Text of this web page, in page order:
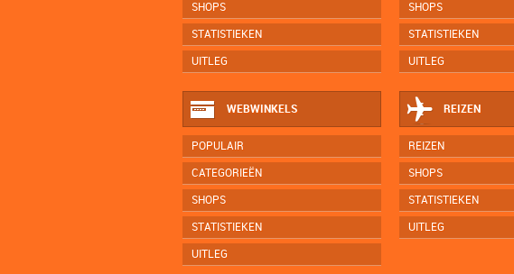
SHOPS
STATISTIEKEN
UITLEG
SHOPS
STATISTIEKEN
UITLEG
WEBWINKELS
POPULAIR
CATEGORIEËN
SHOPS
STATISTIEKEN
UITLEG
REIZEN
REIZEN
SHOPS
STATISTIEKEN
UITLEG